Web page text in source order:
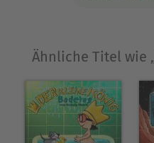
Ähnliche Titel wie